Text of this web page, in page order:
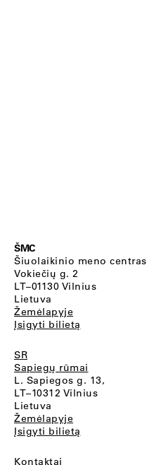
ŠMC
Šiuolaikinio meno centras
Vokiečių g. 2
LT–01130 Vilnius
Lietuva
Žemėlapyje
Įsigyti bilietą
SR
Sapiegų rūmai
L. Sapiegos g. 13,
LT–10312 Vilnius
Lietuva
Žemėlapyje
Įsigyti bilietą
Kontaktai